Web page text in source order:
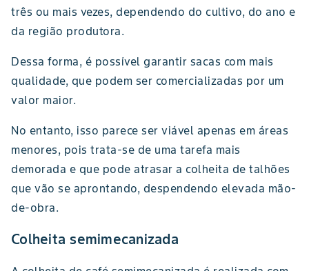
três ou mais vezes, dependendo do cultivo, do ano e
da região produtora.
Dessa forma, é possível garantir sacas com mais
qualidade, que podem ser comercializadas por um
valor maior.
No entanto, isso parece ser viável apenas em áreas
menores, pois trata-se de uma tarefa mais
demorada e que pode atrasar a colheita de talhões
que vão se aprontando, despendendo elevada mão-
de-obra.
Colheita semimecanizada